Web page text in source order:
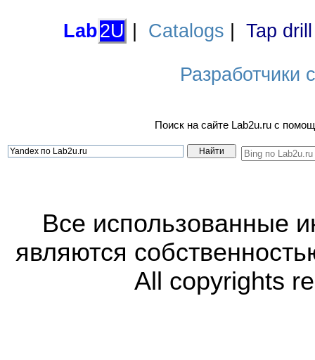
Lab2U Catalogs Tap
Разработчики
Поиск на сайте Lab2u.ru с
Все использованные
являются
All copyrights